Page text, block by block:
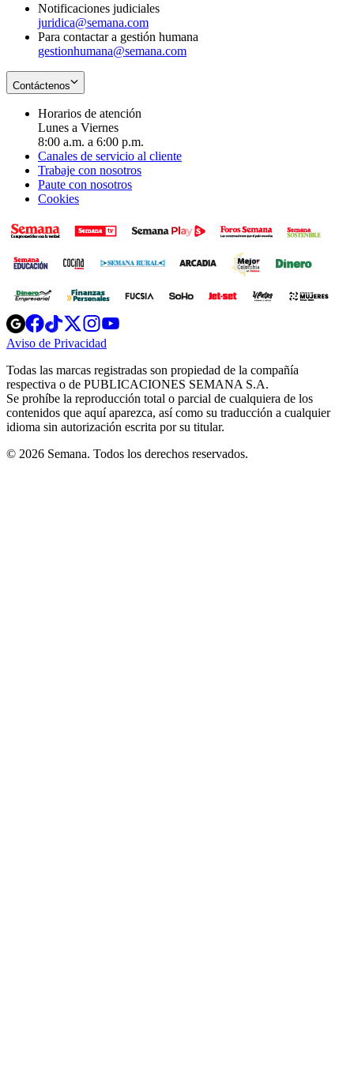
Notificaciones judiciales
juridica@semana.com
Para contactar a gestión humana
gestionhumana@semana.com
Contáctenos
Horarios de atención
Lunes a Viernes
8:00 a.m. a 6:00 p.m.
Canales de servicio al cliente
Trabaje con nosotros
Paute con nosotros
Cookies
Opens
in
new
Opens
in
new
Opens
in
new
window
Opens
new
windowwindow
Aviso de Privacidad
new
window
Todas las marcas registradas son propiedad de la compañía
respectiva o de PUBLICACIONES SEMANA S.A.
Se prohíbe la reproducción total o parcial de cualquiera de los
contenidos que aquí aparezca, así como su traducción a cualquier
idioma sin autorización escrita por su titular.
© 2026 Semana. Todos los derechos reservados.